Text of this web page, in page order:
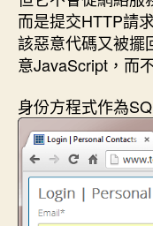
而是提交HTTP請
該惡意代碼又被擺
意JavaScript，而
身份方程式作為